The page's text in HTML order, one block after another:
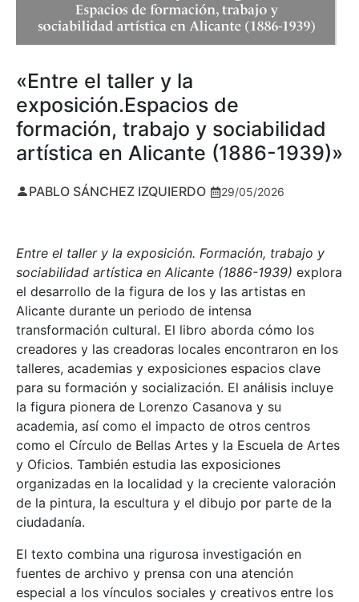
«Entre el taller y la
exposición.Espacios de
formación, trabajo y sociabilidad
artística en Alicante (1886-1939)»
PABLO SÁNCHEZ IZQUIERDO 29/05/2026
Entre el taller y la exposición. Formación, trabajo y
sociabilidad artística en Alicante (1886-1939) explora
el desarrollo de la figura de los y las artistas en
Alicante durante un periodo de intensa
transformación cultural. El libro aborda cómo los
creadores y las creadoras locales encontraron en los
talleres, academias y exposiciones espacios clave
para su formación y socialización. El análisis incluye
la figura pionera de Lorenzo Casanova y su
academia, así como el impacto de otros centros
como el Círculo de Bellas Artes y la Escuela de Artes
y Oficios. También estudia las exposiciones
organizadas en la localidad y la creciente valoración
de la pintura, la escultura y el dibujo por parte de la
ciudadanía.
El texto combina una rigurosa investigación en
fuentes de archivo y prensa con una atención
especial a los vínculos sociales y creativos entre los